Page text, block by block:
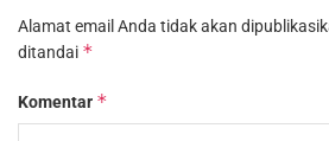
Alamat email Anda tidak akan
ditandai *
Komentar *